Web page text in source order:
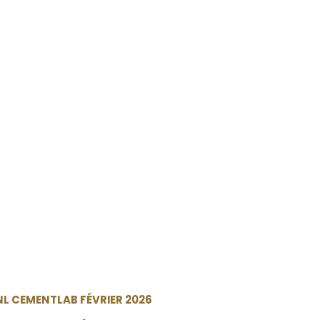
CEMENTLAB FÉVRIER 2026